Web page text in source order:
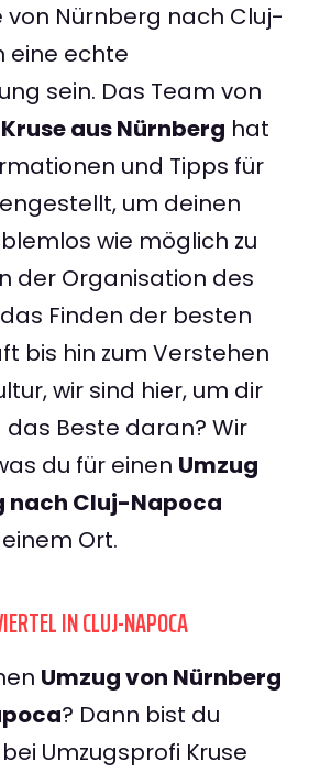
Nürnberg nach Cluj-
eine echte
sein. Das Team von
aus Nürnberg hat
und Tipps für
um deinen
wie möglich zu
der Organisation des
Finden der besten
bis hin zum Verstehen
wir sind hier, um dir
das Beste daran? Wir
du für einen Umzug
nach Cluj-Napoca
Ort.
IN CLUJ-NAPOCA
Umzug von Nürnberg
? Dann bist du
Umzugsprofi Kruse